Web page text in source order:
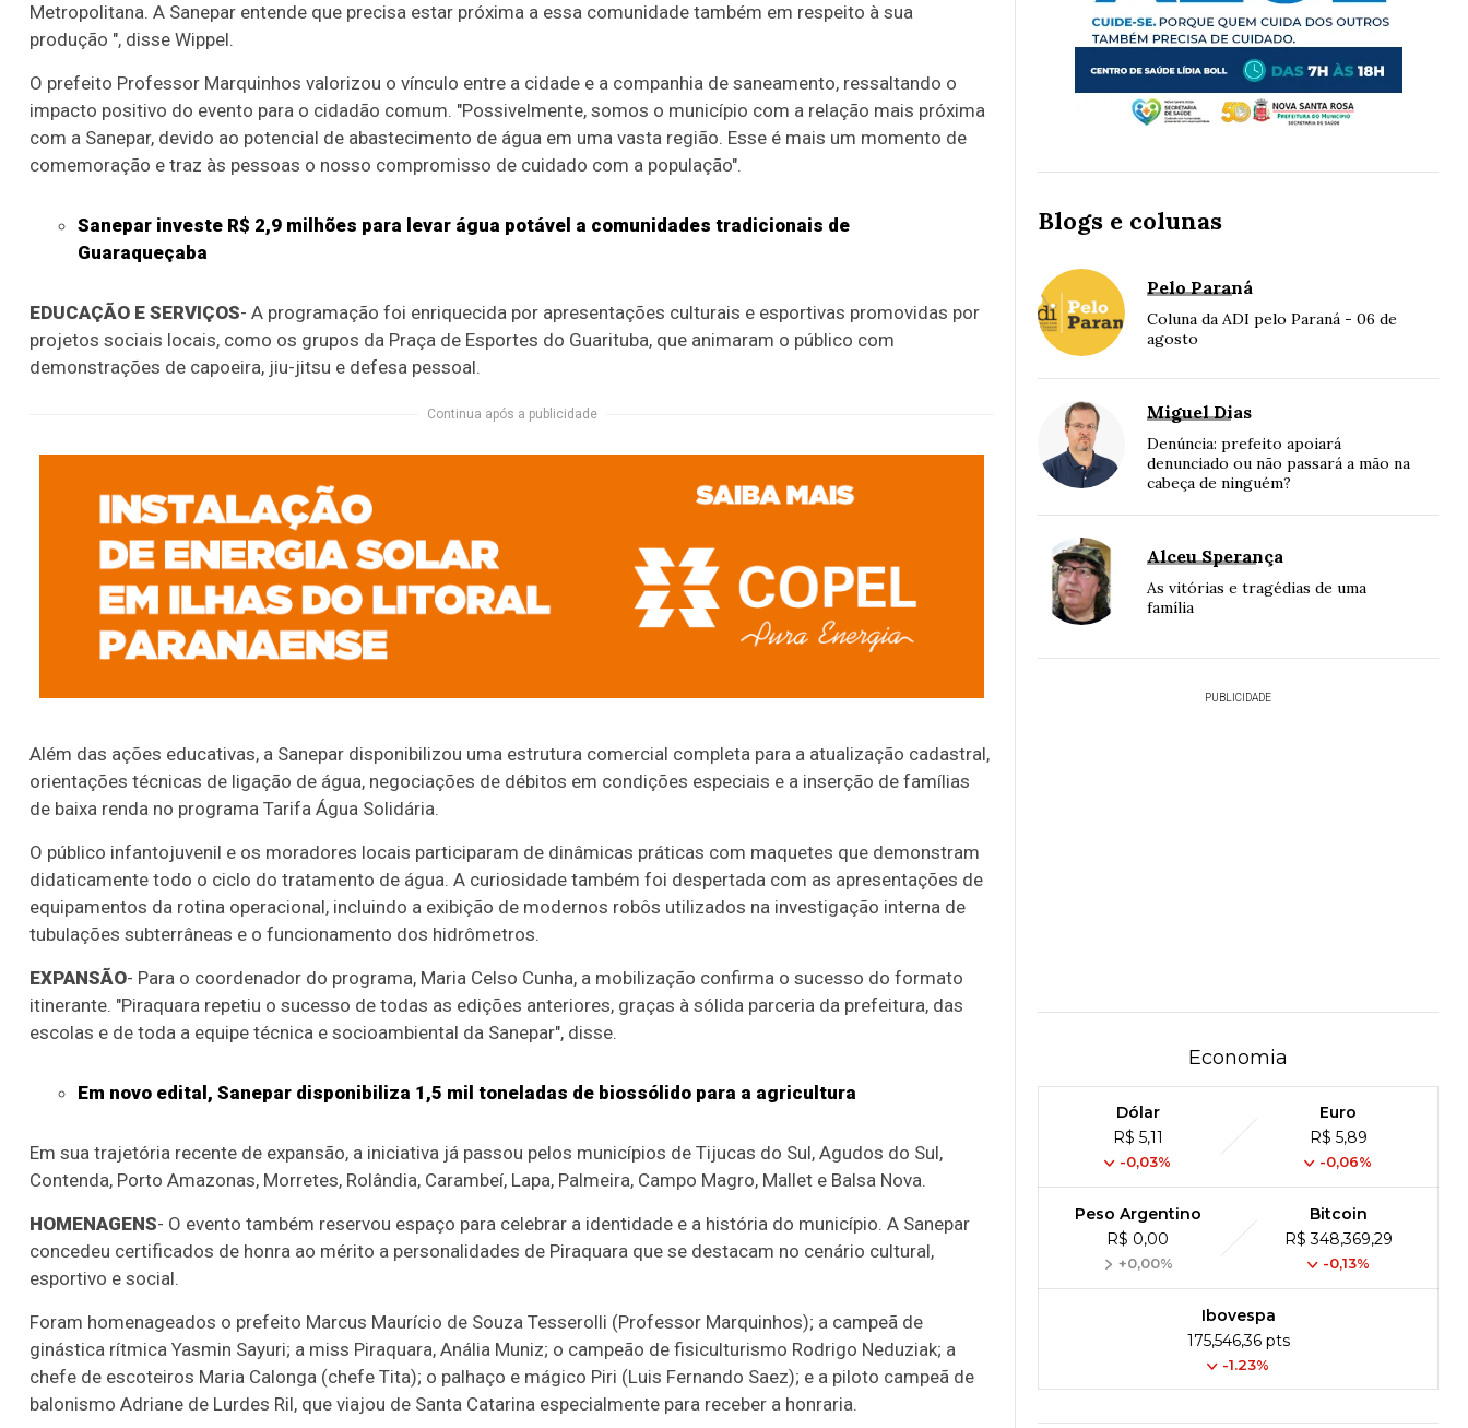
Metropolitana. A Sanepar entende que precisa estar próxima a essa comunidade também em respeito à sua
produção ", disse Wippel.
O prefeito Professor Marquinhos valorizou o vínculo entre a cidade e a companhia de saneamento, ressaltando o
impacto positivo do evento para o cidadão comum. "Possivelmente, somos o município com a relação mais próxima
com a Sanepar, devido ao potencial de abastecimento de água em uma vasta região. Esse é mais um momento de
comemoração e traz às pessoas o nosso compromisso de cuidado com a população".
Sanepar investe R$ 2,9 milhões para levar água potável a comunidades tradicionais de
Guaraqueçaba
EDUCAÇÃO E SERVIÇOS- A programação foi enriquecida por apresentações culturais e esportivas promovidas por
projetos sociais locais, como os grupos da Praça de Esportes do Guarituba, que animaram o público com
demonstrações de capoeira, jiu-jitsu e defesa pessoal.
Continua após a publicidade
Além das ações educativas, a Sanepar disponibilizou uma estrutura comercial completa para a atualização cadastral,
orientações técnicas de ligação de água, negociações de débitos em condições especiais e a inserção de famílias
de baixa renda no programa Tarifa Água Solidária.
O público infantojuvenil e os moradores locais participaram de dinâmicas práticas com maquetes que demonstram
didaticamente todo o ciclo do tratamento de água. A curiosidade também foi despertada com as apresentações de
equipamentos da rotina operacional, incluindo a exibição de modernos robôs utilizados na investigação interna de
tubulações subterrâneas e o funcionamento dos hidrômetros.
EXPANSÃO- Para o coordenador do programa, Maria Celso Cunha, a mobilização confirma o sucesso do formato
itinerante. "Piraquara repetiu o sucesso de todas as edições anteriores, graças à sólida parceria da prefeitura, das
escolas e de toda a equipe técnica e socioambiental da Sanepar", disse.
Em novo edital, Sanepar disponibiliza 1,5 mil toneladas de biossólido para a agricultura
Em sua trajetória recente de expansão, a iniciativa já passou pelos municípios de Tijucas do Sul, Agudos do Sul,
Contenda, Porto Amazonas, Morretes, Rolândia, Carambeí, Lapa, Palmeira, Campo Magro, Mallet e Balsa Nova.
HOMENAGENS- O evento também reservou espaço para celebrar a identidade e a história do município. A Sanepar
concedeu certificados de honra ao mérito a personalidades de Piraquara que se destacam no cenário cultural,
esportivo e social.
Foram homenageados o prefeito Marcus Maurício de Souza Tesserolli (Professor Marquinhos); a campeã de
ginástica rítmica Yasmin Sayuri; a miss Piraquara, Anália Muniz; o campeão de fisiculturismo Rodrigo Neduziak; a
chefe de escoteiros Maria Calonga (chefe Tita); o palhaço e mágico Piri (Luis Fernando Saez); e a piloto campeã de
balonismo Adriane de Lurdes Ril, que viajou de Santa Catarina especialmente para receber a honraria.
Blogs e colunas
Pelo Paraná
Coluna da ADI pelo Paraná - 06 de
agosto
Miguel Dias
Denúncia: prefeito apoiará
denunciado ou não passará a mão na
cabeça de ninguém?
Alceu Sperança
As vitórias e tragédias de uma
família
PUBLICIDADE
Economia
Dólar
R$ 5,11
-0,03%
Euro
R$ 5,89
-0,06%
Peso Argentino
R$ 0,00
+0,00%
Bitcoin
R$ 348,369,29
-0,13%
Ibovespa
175,546,36 pts
-1.23%